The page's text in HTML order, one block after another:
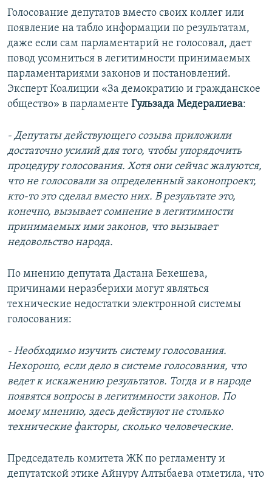
Голосование депутатов вместо своих коллег или
появление на табло информации по результатам,
даже если сам парламентарий не голосовал, дает
повод усомниться в легитимности принимаемых
парламентариями законов и постановлений.
Эксперт Коалиции «За демократию и гражданское
общество» в парламенте Гульзада Медералиева:
- Депутаты действующего созыва приложили
достаточно усилий для того, чтобы упорядочить
процедуру голосования. Хотя они сейчас жалуются,
что не голосовали за определенный законопроект,
кто-то это сделал вместо них. В результате это,
конечно, вызывает сомнение в легитимности
принимаемых ими законов, что вызывает
недовольство народа.
По мнению депутата Дастана Бекешева,
причинами неразберихи могут являться
технические недостатки электронной системы
голосования:
- Необходимо изучить систему голосования.
Нехорошо, если дело в системе голосования, что
ведет к искажению результатов. Тогда и в народе
появятся вопросы в легитимности законов. По
моему мнению, здесь действуют не столько
технические факторы, сколько человеческие.
Председатель комитета ЖК по регламенту и
депутатской этике Айнуру Алтыбаева отметила, что